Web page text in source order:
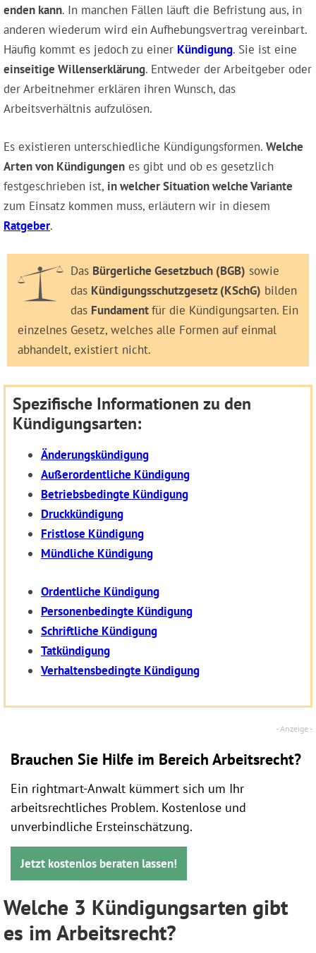
enden kann. In manchen Fällen läuft die Befristung aus, in
anderen wiederum wird ein Aufhebungsvertrag vereinbart.
Häufig kommt es jedoch zu einer Kündigung. Sie ist eine
einseitige Willenserklärung. Entweder der Arbeitgeber oder
der Arbeitnehmer erklären ihren Wunsch, das
Arbeitsverhältnis aufzulösen.
Es existieren unterschiedliche Kündigungsformen. Welche
Arten von Kündigungen es gibt und ob es gesetzlich
festgeschrieben ist, in welcher Situation welche Variante
zum Einsatz kommen muss, erläutern wir in diesem
Ratgeber.
Das Bürgerliche Gesetzbuch (BGB) sowie
das Kündigungsschutzgesetz (KSchG) bilden
das Fundamentfür die Kündigungsarten. Ein
einzelnes Gesetz, welches alle Formen auf einmal
abhandelt, existiert nicht.
Spezifische Informationen zu den
Kündigungsarten:
Änderungskündigung
Außerordentliche Kündigung
Betriebsbedingte Kündigung
Druckkündigung
Fristlose Kündigung
Mündliche Kündigung
Ordentliche Kündigung
Personenbedingte Kündigung
Schriftliche Kündigung
Tatkündigung
Verhaltensbedingte Kündigung
Brauchen Sie Hilfe im Bereich Arbeitsrecht?
Ein rightmart-Anwalt kümmert sich um Ihr
arbeitsrechtliches Problem. Kostenlose und
unverbindliche Ersteinschätzung.
Jetzt kostenlos beraten lassen!
Welche 3 Kündigungsarten gibt
es im Arbeitsrecht?